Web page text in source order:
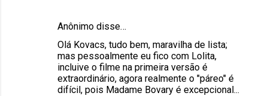
Anônimo disse…
Olá Kovacs, tudo bem, maravilha de lista;
mas pessoalmente eu fico com Lolita,
incluive o filme na primeira versão é
extraordinário, agora realmente o "páreo" é
difícil, pois Madame Bovary é excepcional...